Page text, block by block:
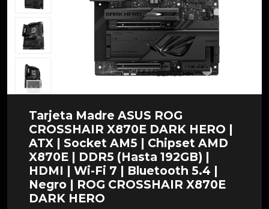
Tarjeta Madre ASUS ROG
CROSSHAIR X870E DARK HERO |
ATX | Socket AM5 | Chipset AMD
X870E | DDR5 (Hasta 192GB) |
HDMI | Wi-Fi 7 | Bluetooth 5.4 |
Negro | ROG CROSSHAIR X870E
DARK HERO